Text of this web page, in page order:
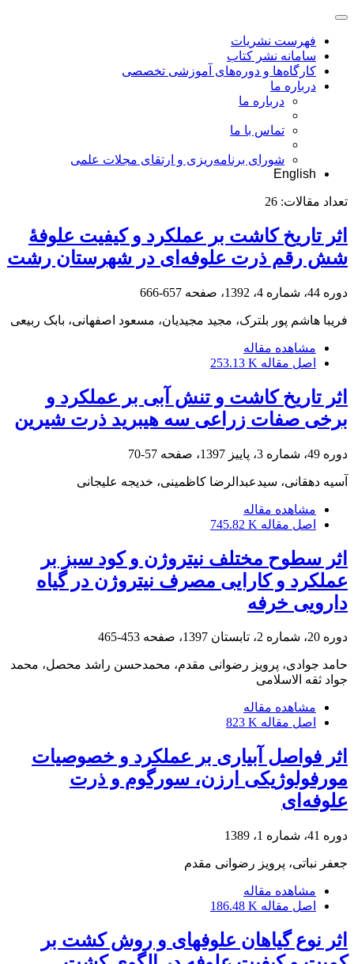
فهرست نشریات
سامانه نشر کتاب
کارگاه‌ها و دوره‌های آموزشی تخصصی
درباره ما
درباره ما
تماس با ما
شورای برنامه‌ریزی و ارتقای مجلات علمی
English
تعداد مقالات: 26
اثر تاریخ کاشت بر عملکرد و کیفیت علوفۀ
شش رقم ذرت علوفه‌ای در شهرستان رشت
دوره 44، شماره 4، 1392، صفحه 657-666
فریبا هاشم پور بلترک، مجید مجیدیان، مسعود اصفهانی، بابک ربیعی
مشاهده مقاله
اصل مقاله 253.13 K
اثر تاریخ کاشت و تنش آبی بر عملکرد و
برخی صفات زراعی سه هیبرید ذرت شیرین
دوره 49، شماره 3، پاییز 1397، صفحه 57-70
آسیه دهقانی، سیدعبدالرضا کاظمینی، خدیجه علیجانی
مشاهده مقاله
اصل مقاله 745.82 K
اثر سطوح مختلف نیتروژن و کود سبز بر
عملکرد و کارایی مصرف نیتروژن در گیاه
دارویی خرفه
دوره 20، شماره 2، تابستان 1397، صفحه 453-465
حامد جوادی، پرویز رضوانی مقدم، محمدحسن راشد محصل، محمد
جواد ثقه الاسلامی
مشاهده مقاله
اصل مقاله 823 K
اثر فواصل آبیاری بر عملکرد و خصوصیات
مورفولوژیکی ارزن، سورگوم و ذرت
علوفه‌ای
دوره 41، شماره 1، 1389
جعفر نباتی، پرویز رضوانی مقدم
مشاهده مقاله
اصل مقاله 186.48 K
اثر نوع گیاهان علوفه‏ای و روش کشت بر